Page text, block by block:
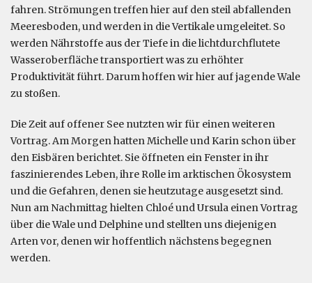
fahren. Strömungen treffen hier auf den steil abfallenden
Meeresboden, und werden in die Vertikale umgeleitet. So
werden Nährstoffe aus der Tiefe in die lichtdurchflutete
Wasseroberfläche transportiert was zu erhöhter
Produktivität führt. Darum hoffen wir hier auf jagende Wale
zu stoßen.
Die Zeit auf offener See nutzten wir für einen weiteren
Vortrag. Am Morgen hatten Michelle und Karin schon über
den Eisbären berichtet. Sie öffneten ein Fenster in ihr
faszinierendes Leben, ihre Rolle im arktischen Ökosystem
und die Gefahren, denen sie heutzutage ausgesetzt sind.
Nun am Nachmittag hielten Chloé und Ursula einen Vortrag
über die Wale und Delphine und stellten uns diejenigen
Arten vor, denen wir hoffentlich nächstens begegnen
werden.